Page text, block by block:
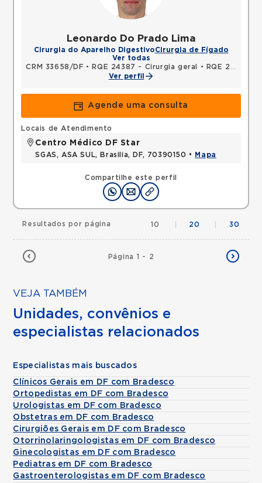
Leonardo Do Prado Lima
Cirurgia do Aparelho DigestivoCirurgia de Fígado
Ver todas
CRM 33658/DF • RQE 24387 - Cirurgia geral •
RQE 24388 - Cirurgia do aparelho digestivo
Ver perfil
Agende uma consulta
Compartilhe este perfil
Locais de Atendimento
Centro Médico DF Star
SGAS, ASA SUL, Brasilia, DF, 70390150 • Mapa
Página 1 - 2
Resultados por página 10 20 30
VEJA TAMBÉM
Unidades, convênios e
especialistas relacionados
Especialistas mais buscados
Clínicos Gerais em DF com Bradesco
Ortopedistas em DF com Bradesco
Urologistas em DF com Bradesco
Obstetras em DF com Bradesco
Cirurgiões Gerais em DF com Bradesco
Otorrinolaringologistas em DF com Bradesco
Ginecologistas em DF com Bradesco
Pediatras em DF com Bradesco
Gastroenterologistas em DF com Bradesco